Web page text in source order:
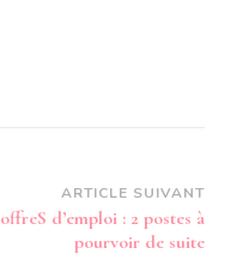
ARTICLE SUIVANT
offreS d’emploi : 2 postes à
pourvoir de suite